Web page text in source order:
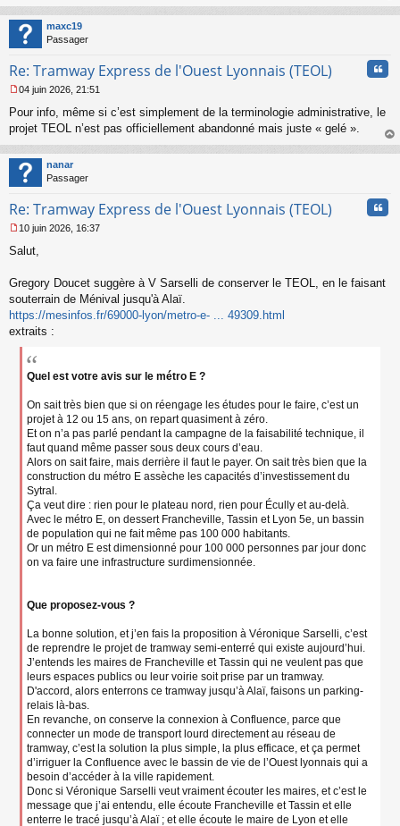
au
maxc19
Passager
Re: Tramway Express de l'Ouest Lyonnais (TEOL)
e
s
a
g
e
o
l
u
04 juin 2026, 21:51
Pour info, même si c’est simplement de la terminologie administrative, le
projet TEOL n’est pas officiellement abandonné mais juste « gelé ».
au
nanar
Passager
Re: Tramway Express de l'Ouest Lyonnais (TEOL)
e
s
g
e
n
o
10 juin 2026, 16:37
Salut,
Gregory Doucet suggère à V Sarselli de conserver le TEOL, en le faisant
souterrain de Ménival jusqu'à Alaï.
https://mesinfos.fr/69000-lyon/metro-e- ... 49309.html
extraits :
Quel est votre avis sur le métro E ?
On sait très bien que si on réengage les études pour le faire, c’est un
projet à 12 ou 15 ans, on repart quasiment à zéro.
Et on n’a pas parlé pendant la campagne de la faisabilité technique, il
faut quand même passer sous deux cours d’eau.
Alors on sait faire, mais derrière il faut le payer. On sait très bien que la
construction du métro E assèche les capacités d’investissement du
Sytral.
Ça veut dire : rien pour le plateau nord, rien pour Écully et au-delà.
Avec le métro E, on dessert Francheville, Tassin et Lyon 5e, un bassin
de population qui ne fait même pas 100 000 habitants.
Or un métro E est dimensionné pour 100 000 personnes par jour donc
on va faire une infrastructure surdimensionnée.
Que proposez-vous ?
La bonne solution, et j’en fais la proposition à Véronique Sarselli, c’est
de reprendre le projet de tramway semi-enterré qui existe aujourd’hui.
J’entends les maires de Francheville et Tassin qui ne veulent pas que
leurs espaces publics ou leur voirie soit prise par un tramway.
D'accord, alors enterrons ce tramway jusqu’à Alaï, faisons un parking-
relais là-bas.
En revanche, on conserve la connexion à Confluence, parce que
connecter un mode de transport lourd directement au réseau de
tramway, c’est la solution la plus simple, la plus efficace, et ça permet
d’irriguer la Confluence avec le bassin de vie de l’Ouest lyonnais qui a
besoin d’accéder à la ville rapidement.
Donc si Véronique Sarselli veut vraiment écouter les maires, et c’est le
message que j’ai entendu, elle écoute Francheville et Tassin et elle
enterre le tracé jusqu’à Alaï ; et elle écoute le maire de Lyon et elle